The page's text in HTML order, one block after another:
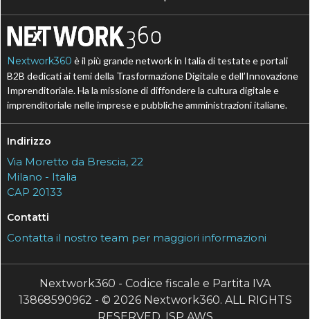
Nextwork360 è il più grande network in Italia di testate e portali
B2B dedicati ai temi della Trasformazione Digitale e dell’Innovazione
Imprenditoriale. Ha la missione di diffondere la cultura digitale e
imprenditoriale nelle imprese e pubbliche amministrazioni italiane.
Indirizzo
Via Moretto da Brescia, 22
Milano - Italia
CAP 20133
Contatti
Contatta il nostro team per maggiori informazioni
Nextwork360 - Codice fiscale e Partita IVA
13868590962 - © 2026 Nextwork360. ALL RIGHTS